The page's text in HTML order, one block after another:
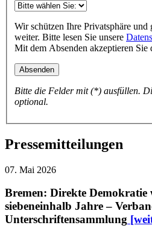
Wir schützen Ihre Privatsphäre und
weiter. Bitte lesen Sie unsere
Mit dem Absenden akzeptieren Sie
Bitte die Felder mit (*) ausfüllen.
optional.
Pressemitteilungen
07. Mai 2026
Bremen: Direkte
siebeneinhalb Jahre –
Unterschriftensammlung